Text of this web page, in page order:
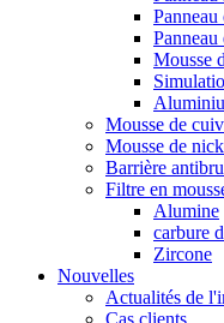
Mousse
Mousse de
Mousse de
Barrière
Filtre en
Alumine
carbure
Zircone
Nouvelles
Actualités de
Cas clients